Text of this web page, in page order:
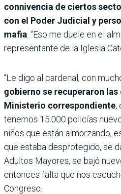
connivencia de ciertos
con el Poder Judicial y
mafia . “Eso me duele en el
representante de la Iglesia
“Le digo al cardenal, con
gobierno se recuperaron las
Ministerio correspondiente,
tenemos 15.000 policías
niños que están almorzando,
que estaba desprotegido, se
Adultos Mayores, se bajó
entonces falta que nos
Congreso.